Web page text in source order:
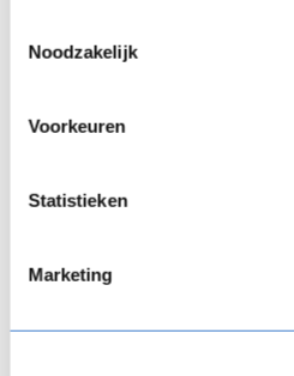
Noodzakelijk
Voorkeuren
Statistieken
Marketing
PAGE: Die
einer ansprechend
präsentiert. Das gibt